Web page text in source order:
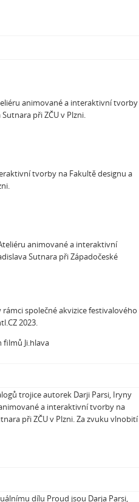
animované a interaktivní tvorby
při ZČU v Plzni.
tvorby na Fakultě designu a
animované a interaktivní
Sutnara při Západočeské
společné akvizice festivalového
2023.
Ji.hlava
trojice autorek Darji Parsi, Iryny
a interaktivní tvorby na
při ZČU v Plzni. Za zvuku vlnobití
dílu Proud jsou Darja Parsi,